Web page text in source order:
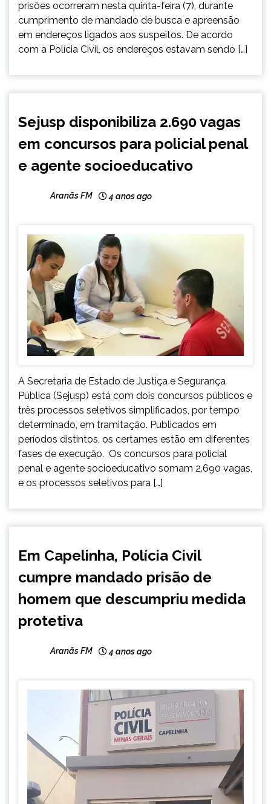
prisões ocorreram nesta quinta-feira (7), durante
cumprimento de mandado de busca e apreensão
em endereços ligados aos suspeitos. De acordo
com a Polícia Civil, os endereços estavam sendo […]
MINAS
GERAIS
Sejusp disponibiliza 2.690 vagas
em concursos para policial penal
e agente socioeducativo
Aranãs FM 4 anos ago
A Secretaria de Estado de Justiça e Segurança
Pública (Sejusp) está com dois concursos públicos e
três processos seletivos simplificados, por tempo
determinado, em tramitação. Publicados em
períodos distintos, os certames estão em diferentes
fases de execução. Os concursos para policial
penal e agente socioeducativo somam 2.690 vagas,
e os processos seletivos para […]
NOTÍCIAS
Em Capelinha, Polícia Civil
cumpre mandado prisão de
homem que descumpriu medida
protetiva
Aranãs FM 4 anos ago